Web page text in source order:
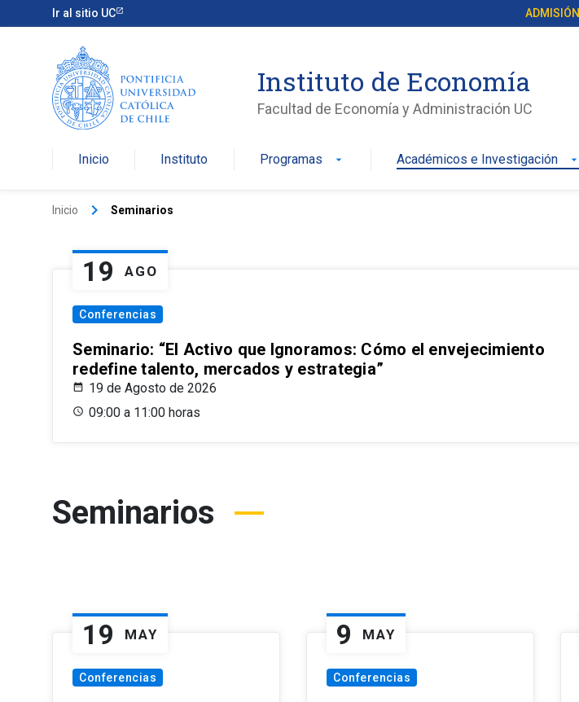
Ir al sitio UC ADMISIÓN
Instituto de Economía
Facultad de Economía y Administración UC
Inicio Instituto Programas arrow_drop_down Académicos e Investigación arrow_drop_down
Inicio keyboard_arrow_right Seminarios
19 AGO
Conferencias
Seminario: “El Activo que Ignoramos: Cómo el envejecimiento
redefine talento, mercados y estrategia”
19 de Agosto de 2026
09:00 a 11:00 horas
Seminarios
19 MAY
Conferencias
9 MAY
Conferencias